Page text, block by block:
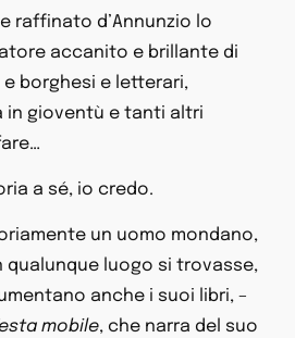
raffinato d’Annunzio lo
accanito e brillante di
borghesi e letterari,
in gioventù e tanti altri
a sé, io credo.
un uomo mondano,
qualunque luogo si trovasse,
anche i suoi libri, –
mobile, che narra del suo